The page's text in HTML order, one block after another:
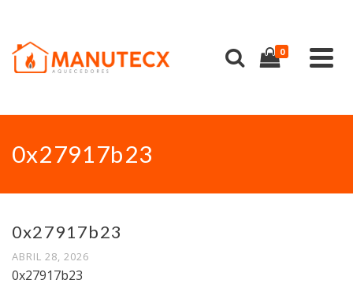
0
0x27917b23
0x27917b23
ABRIL 28, 2026
0x27917b23